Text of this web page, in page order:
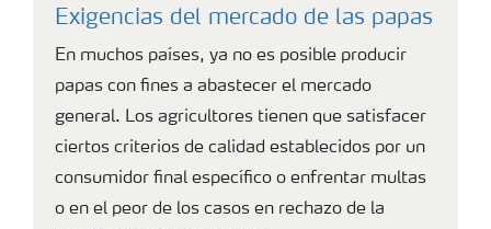
Exigencias del mercado de las papas
En muchos países, ya no es posible producir
papas con fines a abastecer el mercado
general. Los agricultores tienen que satisfacer
ciertos criterios de calidad establecidos por un
consumidor final específico o enfrentar multas
o en el peor de los casos en rechazo de la